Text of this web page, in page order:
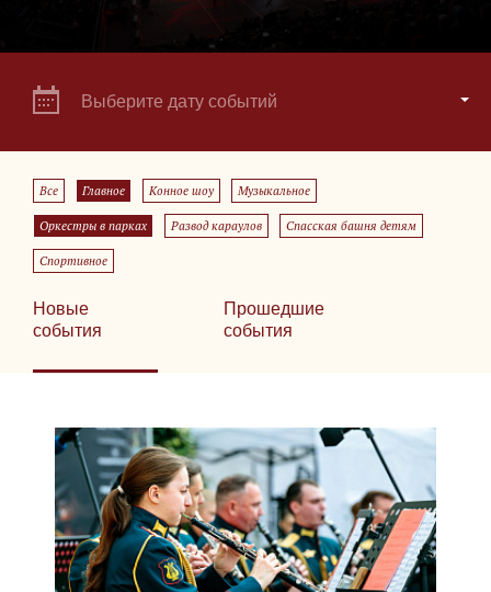
Выберите дату событий
Все Главное Конное шоу Музыкальное
Оркестры в парках Развод караулов Спасская башня детям
Спортивное
Новые
события
Прошедшие
события